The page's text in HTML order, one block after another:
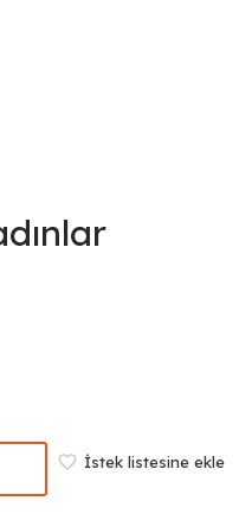
İstek listesine ekle